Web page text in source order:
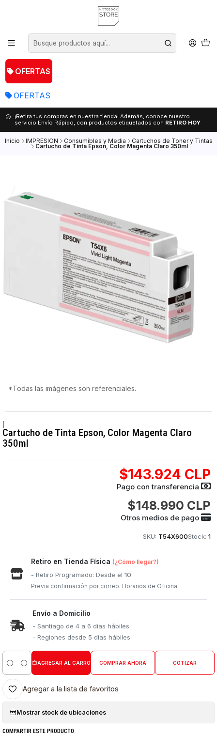
OFERTAS
OFERTAS
¡Retira tus compras en nuestra tienda! Además, conoce nuestro
servicio Envío Rápido, con productos etiquetados con RETIRO HOY
Inicio IMPRESION Consumibles y Media Cartuchos de Toner y Tintas
Cartucho de Tinta Epson, Color Magenta Claro 350ml
*Todas las imágenes son referenciales.
Cartucho de Tinta Epson, Color Magenta Claro
350ml
$143.924 CLP
Pago con transferencia
$148.990 CLP
Otros medios de pago
SKU: T54X600Stock: 1
Retiro en Tienda Física (¿Cómo llegar?)
- Retiro Programado: Desde el10
Previa confirmación por correo. Horarios de Oficina.
Envío a Domicilio
- Santiago de 4 a 6 días hábiles
- Regiones desde 5 días hábiles
Cantidad
AGREGAR AL CARRO COMPRAR AHORA COTIZAR
Agregar a la lista de favoritos
Mostrar stock de ubicaciones
COMPARTIR ESTE PRODUCTO